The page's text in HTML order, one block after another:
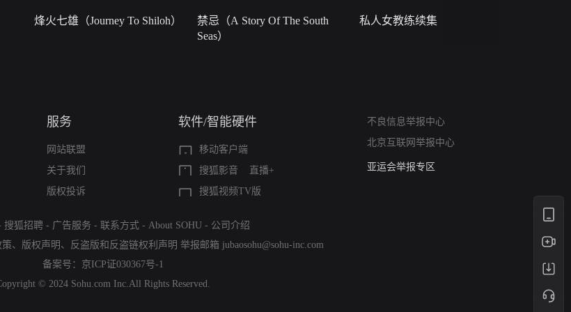
烽火七雄（Journey To Shiloh）
禁忌（A Story Of The South
Seas）
私人女教练续集
服务
网站联盟
关于我们
版权投诉
软件/智能硬件
移动客户端
搜狐影音
直播+
搜狐视频TV版
不良信息举报中心
北京互联网举报中心
算法推荐专项举报
亚运会举报专区
搜狐招聘 - 广告服务 - 联系方式 - About SOHU - 公司介绍
、 版权声明 、 反盗版和反盗链权利声明 举报邮箱 jubaosohu@sohu-inc.com
备案号： 京ICP证030367号-1
© 2024 Sohu.com Inc.All Rights Reserved.